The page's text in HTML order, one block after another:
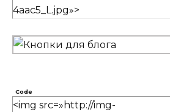
4aac5_L.jpg»>
Code
<img src=»http://img-